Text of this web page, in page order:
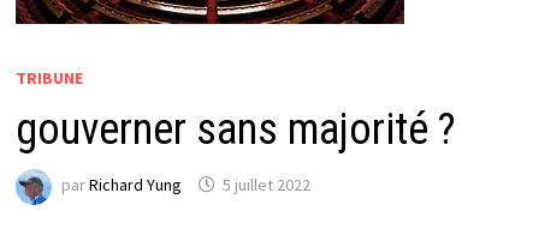
TRIBUNE
gouverner sans majorité ?
parRichard Yung 5 juillet 2022